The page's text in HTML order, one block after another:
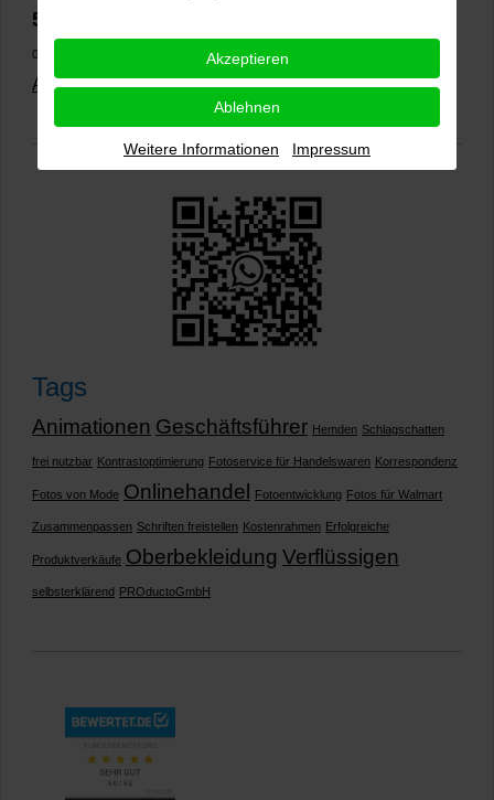
5,0
02.01.2026)
Alle Rezensionen ansehen|Bewertung abgeben
Tags
Animationen Geschäftsführer Hemden Schlagschatten
frei nutzbar Kontrastoptimierung Fotoservice für Handelswaren Korrespondenz
Fotos von Mode Onlinehandel Fotoentwicklung Fotos für Walmart
Zusammenpassen Schriften freistellen Kostenrahmen Erfolgreiche
Produktverkäufe Oberbekleidung Verflüssigen
selbsterklärend PROductoGmbH
Akzeptieren
Ablehnen
Weitere Informationen Impressum